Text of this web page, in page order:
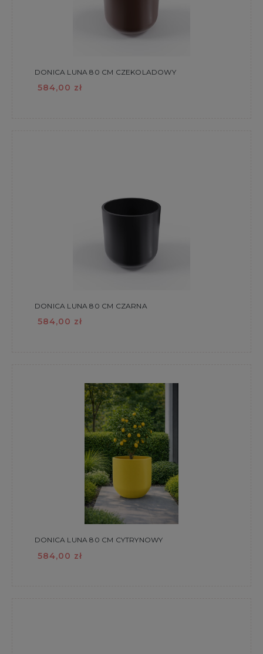
DONICA LUNA 80 CM CZEKOLADOWY
584,00 zł
DONICA LUNA 80 CM CZARNA
584,00 zł
DONICA LUNA 80 CM CYTRYNOWY
584,00 zł